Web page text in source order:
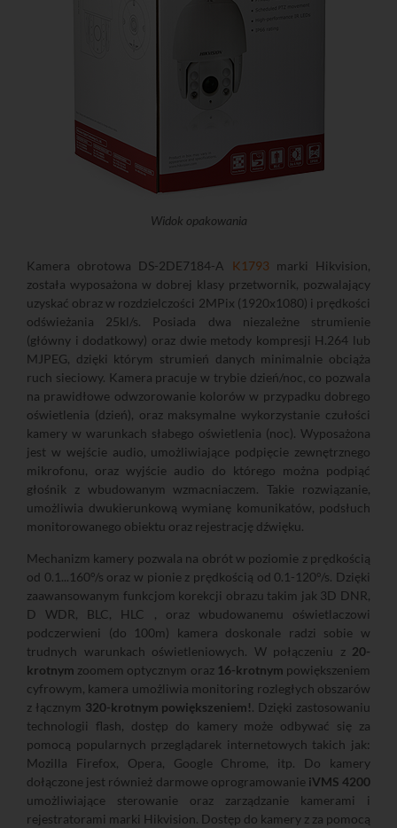
Widok opakowania
Kamera obrotowa DS-2DE7184-A K1793 marki Hikvision,
została wyposażona w dobrej klasy przetwornik, pozwalający
uzyskać obraz w rozdzielczości 2MPix (1920x1080) i prędkości
odświeżania 25kl/s. Posiada dwa niezależne strumienie
(główny i dodatkowy) oraz dwie metody kompresji H.264 lub
MJPEG, dzięki którym strumień danych minimalnie obciąża
ruch sieciowy. Kamera pracuje w trybie dzień/noc, co pozwala
na prawidłowe odwzorowanie kolorów w przypadku dobrego
oświetlenia (dzień), oraz maksymalne wykorzystanie czułości
kamery w warunkach słabego oświetlenia (noc). Wyposażona
jest w wejście audio, umożliwiające podpięcie zewnętrznego
mikrofonu, oraz wyjście audio do którego można podpiąć
głośnik z wbudowanym wzmacniaczem. Takie rozwiązanie,
umożliwia dwukierunkową wymianę komunikatów, podsłuch
monitorowanego obiektu oraz rejestrację dźwięku.
Mechanizm kamery pozwala na obrót w poziomie z prędkością
od 0.1...160°/s oraz w pionie z prędkością od 0.1-120°/s. Dzięki
zaawansowanym funkcjom korekcji obrazu takim jak 3D DNR,
D WDR, BLC, HLC , oraz wbudowanemu oświetlaczowi
podczerwieni (do 100m) kamera doskonale radzi sobie w
trudnych warunkach oświetleniowych. W połączeniu z 20-
krotnym zoomem optycznym oraz 16-krotnym powiększeniem
cyfrowym, kamera umożliwia monitoring rozległych obszarów
z łącznym 320-krotnym powiększeniem!. Dzięki zastosowaniu
technologii flash, dostęp do kamery może odbywać się za
pomocą popularnych przeglądarek internetowych takich jak:
Mozilla Firefox, Opera, Google Chrome, itp. Do kamery
dołączone jest również darmowe oprogramowanie iVMS 4200
umożliwiające sterowanie oraz zarządzanie kamerami i
rejestratorami marki Hikvision. Dostęp do kamery z za pomocą